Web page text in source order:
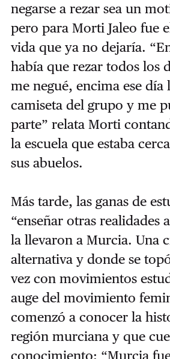
negarse a rezar sea un
pero para Morti Jaleo fue
vida que ya no dejaría.
había que rezar todos los
me negué, encima ese día
camiseta del grupo y me
parte” relata Morti
la escuela que estaba
sus abuelos.
Más tarde, las ganas de
“enseñar otras realidades
la llevaron a Murcia. Una
alternativa y donde se
vez con movimientos
auge del movimiento
comenzó a conocer la
región murciana y que
conocimiento: “Murcia